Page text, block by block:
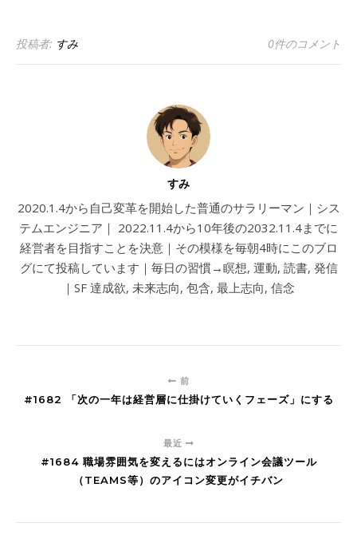
投稿者: すみ 0件のコメント
すみ
2020.1.4から自己変革を開始した普通のサラリーマン｜シス
テムエンジニア｜ 2022.11.4から10年後の2032.11.4までに
経営者を目指すことを決意｜その模様を毎朝4時にこのブロ
グにて投稿しています｜毎日の習慣→瞑想, 運動, 読書, 発信
｜SF 達成欲, 未来志向, 包含, 最上志向, 信念
前
#1682 「次の一年は経営層に仕掛けていくフェーズ」にする
最近
#1684 職場雰囲気を変えるにはオンライン会議ツール
（TEAMS等）のアイコン変更がイチバン